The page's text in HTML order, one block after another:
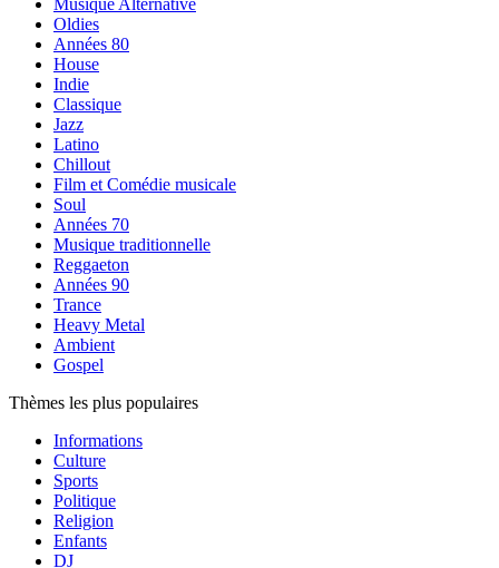
Musique Alternative
Oldies
Années 80
House
Indie
Classique
Jazz
Latino
Chillout
Film et Comédie musicale
Soul
Années 70
Musique traditionnelle
Reggaeton
Années 90
Trance
Heavy Metal
Ambient
Gospel
Thèmes les plus populaires
Informations
Culture
Sports
Politique
Religion
Enfants
DJ